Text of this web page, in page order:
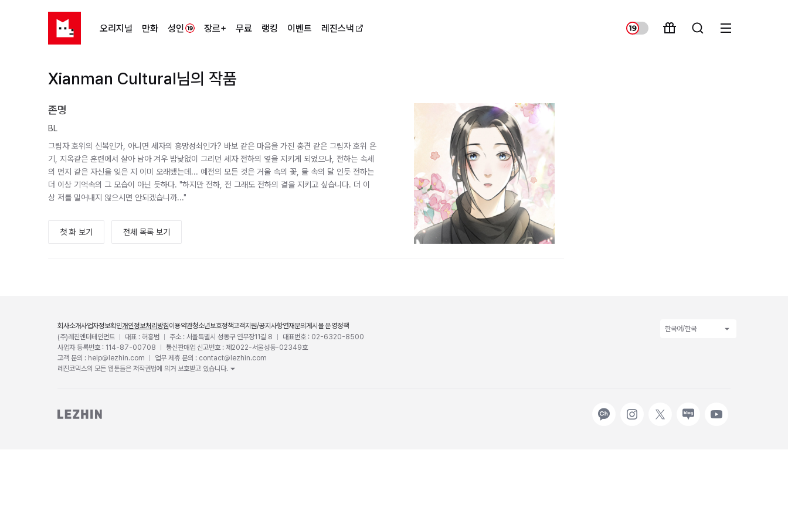
오리지널 만화 성인 장르+ 무료 랭킹 이벤트 레진스낵
Xianman Cultural님의 작품
존명
BL
그림자 호위의 신복인가, 아니면 세자의 흥망성쇠인가? 바보 같은 마음을 가진 충견 같은 그림자 호위 온
기, 지옥같은 훈련에서 살아 남아 겨우 밤낮없이 그리던 세자 전하의 옆을 지키게 되었으나, 전하는 속세
의 먼지 같은 자신을 잊은 지 이미 오래됐는데... 예전의 모든 것은 거울 속의 꽃, 물 속의 달 인듯 전하는
더 이상 기억속의 그 모습이 아닌 듯하다. "하지만 전하, 전 그래도 전하의 곁을 지키고 싶습니다. 더 이
상 저를 밀어내지 않으시면 안되겠습니까..."
첫 화 보기 전체 목록 보기
회사소개사업자정보확인개인정보처리방침이용약관청소년보호정책고객지원/공지사항연재문의게시물 운영정책
(주)레진엔터테인먼트
대표 : 허흥범 주소 : 서울특별시 성동구 연무장11길 8
대표번호 : 02-6320-8500
사업자 등록번호 : 114-87-00708
통신판매업 신고번호 : 제2022-서울성동-02349호
고객 문의 : help@lezhin.com
업무 제휴 문의 : contact@lezhin.com
레진코믹스의 모든 웹툰들은 저작권법에 의거 보호받고 있습니다.
한국어/한국
카카오 인스타그램 네이버 유튜브